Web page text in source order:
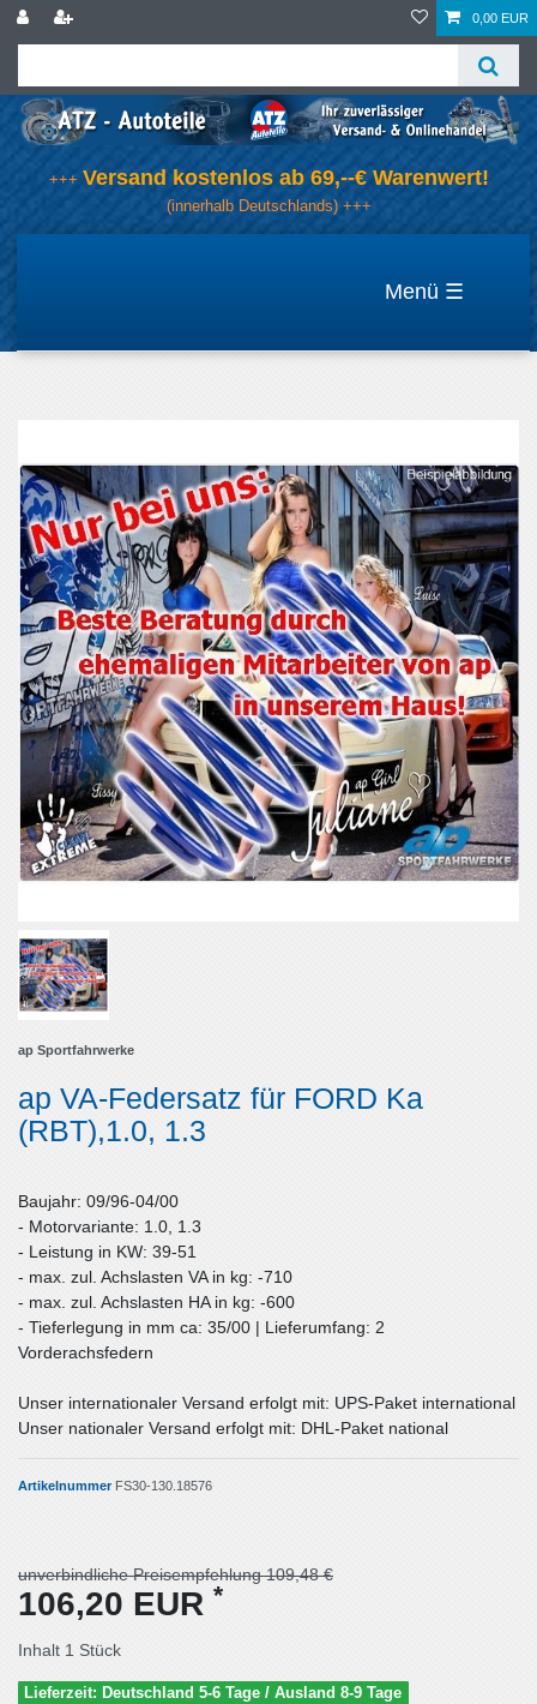
0,00 EUR
+++ Versand kostenlos ab 69,--€ Warenwert!
(innerhalb Deutschlands) +++
☰
ap Sportfahrwerke
ap VA-Federsatz für FORD Ka
(RBT),1.0, 1.3
Baujahr: 09/96-04/00
- Motorvariante: 1.0, 1.3
- Leistung in KW: 39-51
- max. zul. Achslasten VA in kg: -710
- max. zul. Achslasten HA in kg: -600
- Tieferlegung in mm ca: 35/00 | Lieferumfang: 2
Vorderachsfedern
Unser internationaler Versand erfolgt mit: UPS-Paket international
Unser nationaler Versand erfolgt mit: DHL-Paket national
Artikelnummer FS30-130.18576
unverbindliche Preisempfehlung 109,48 €
106,20 EUR *
Inhalt 1 Stück
Lieferzeit: Deutschland 5-6 Tage / Ausland 8-9 Tage